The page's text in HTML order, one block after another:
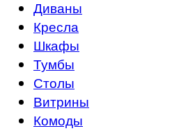
Диваны
Кресла
Шкафы
Тумбы
Столы
Витрины
Комоды